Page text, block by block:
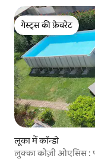
गेस्ट्स की फ़ेवरेट
गेस्ट्स की फ़ेवरेट
लूका में कॉन्डो
लुक्का कोज़ी ओएसिस :